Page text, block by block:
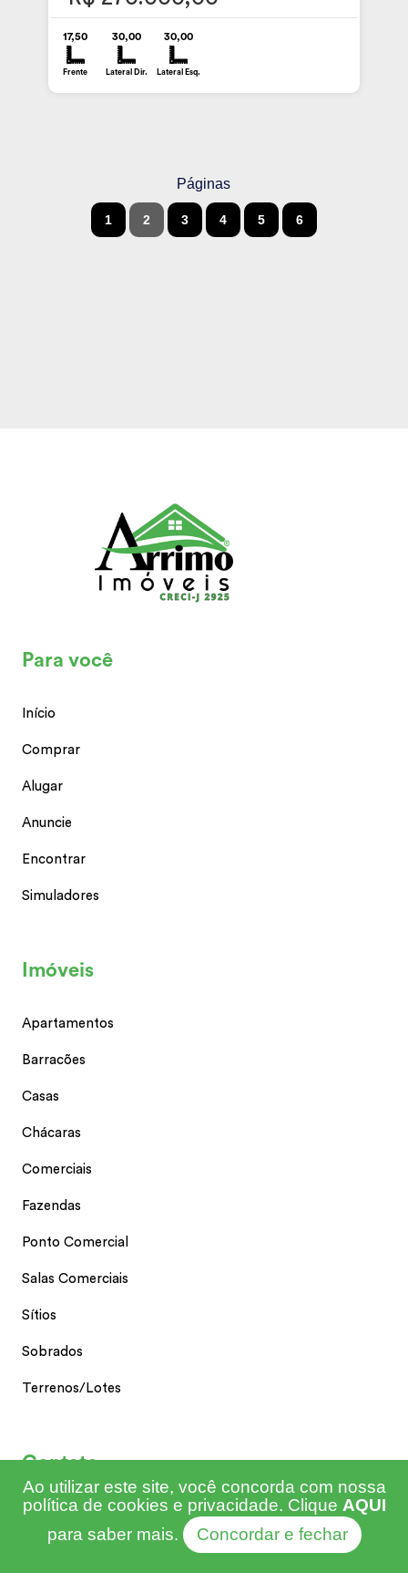
Ao utilizar este site, você concorda com nossa
política de cookies e privacidade. Clique AQUI
para saber mais.
Concordar e fechar
17,50
Frente
30,00
Lateral Dir.
30,00
Lateral Esq.
Páginas
1 2 3 4 5 6
Para você
Início
Comprar
Alugar
Anuncie
Encontrar
Simuladores
Imóveis
Apartamentos
Barracões
Casas
Chácaras
Comerciais
Fazendas
Ponto Comercial
Salas Comerciais
Sítios
Sobrados
Terrenos/Lotes
Contato
(69) 9 9325-8277